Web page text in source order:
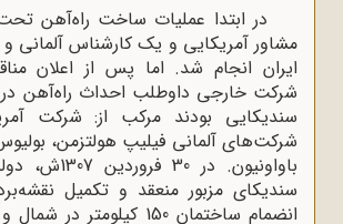
در ابتدا عملیات ساخت راه‌آهن
مشاور آمریکایی و یک کارشناس آلمانی
ایران انجام شد. اما پس از اعلان
شرکت خارجی داوطلب احداث راه‌آهن در
سندیکایی بودند مرکب از: شرکت
شرکت‌های آلمانی فیلیپ هولتزمن،
باواونیون. در
سندیکای مزبور منعقد و تکمیل